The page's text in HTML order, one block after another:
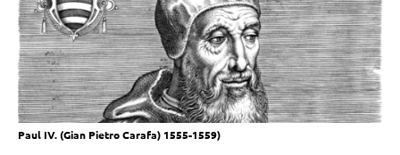
Paul IV. (Gian Pietro Carafa) 1555-1559)